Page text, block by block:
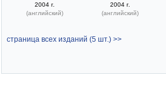
2004 г.
(английский)
2004 г.
(английский)
страница всех изданий (5 шт.) >>